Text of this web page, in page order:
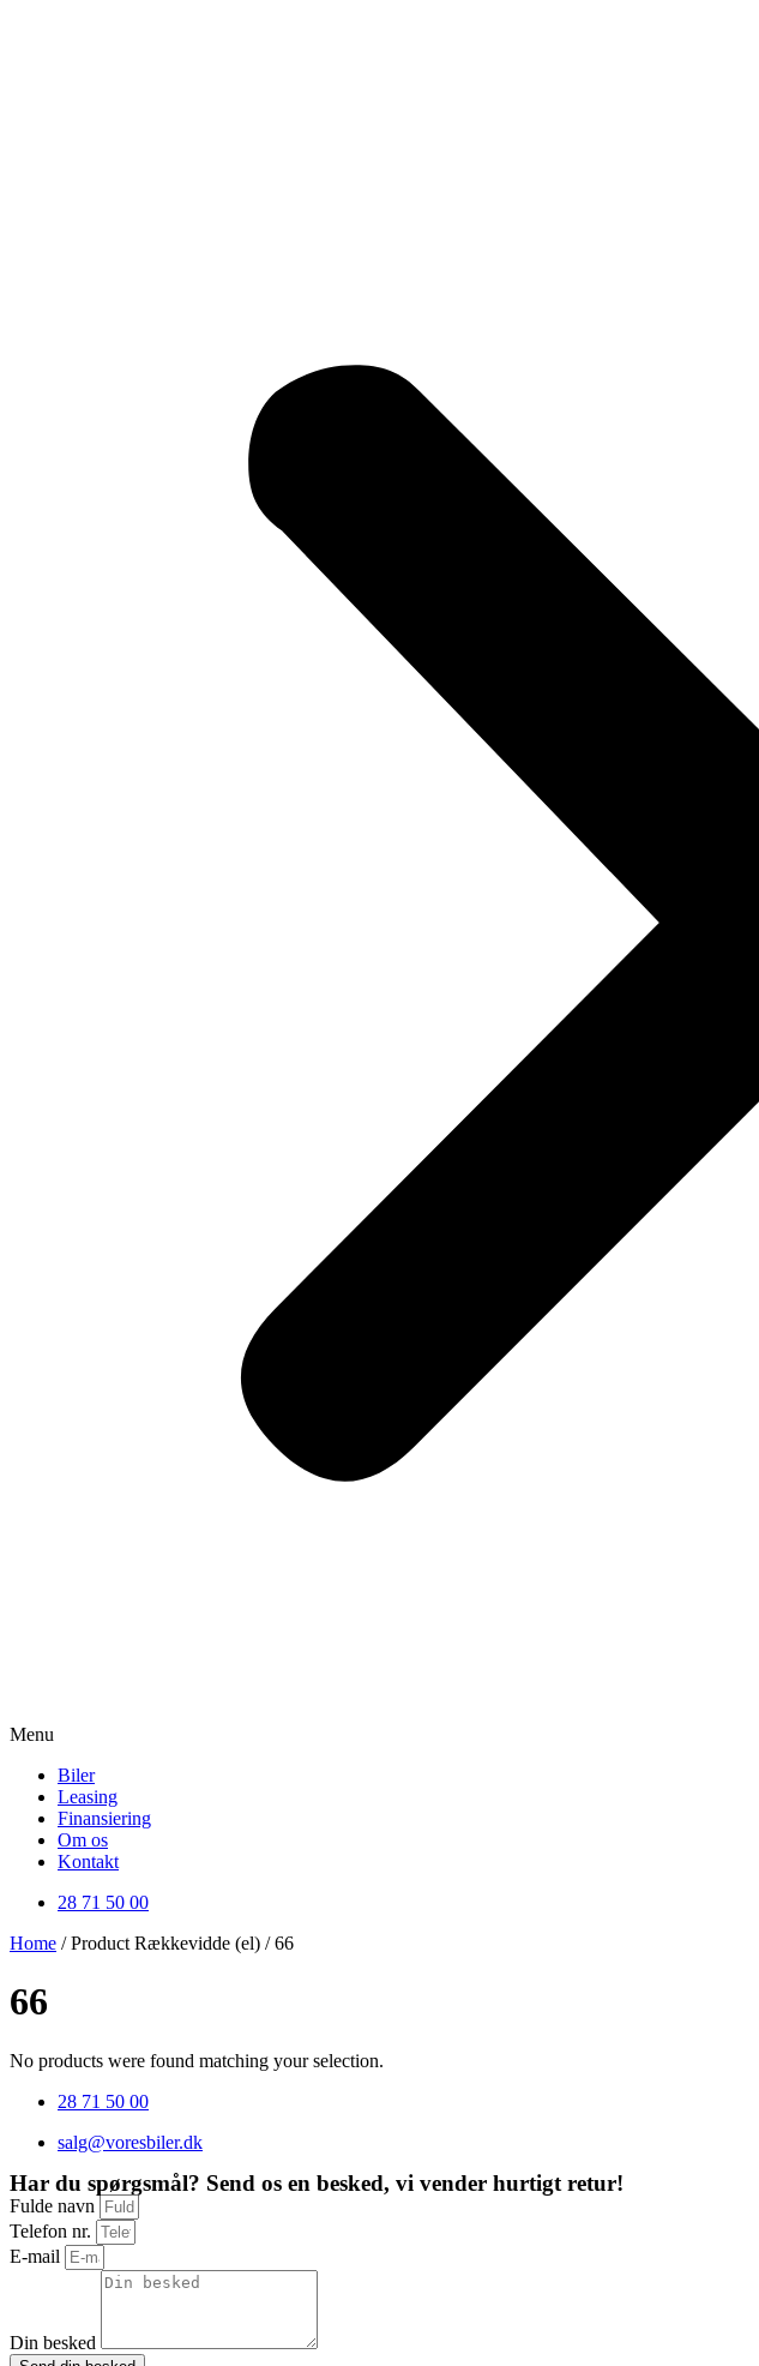
Menu
Biler
Leasing
Finansiering
Om os
Kontakt
28 71 50 00
Home / Product Rækkevidde (el) / 66
66
No products were found matching your selection.
28 71 50 00
salg@voresbiler.dk
Har du spørgsmål? Send os en besked, vi vender hurtigt retur!
Fulde navn
Telefon nr.
E-mail
Din besked